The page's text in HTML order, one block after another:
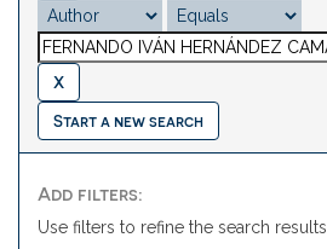
Start a new search
Add filters:
Use filters to refine the search results.